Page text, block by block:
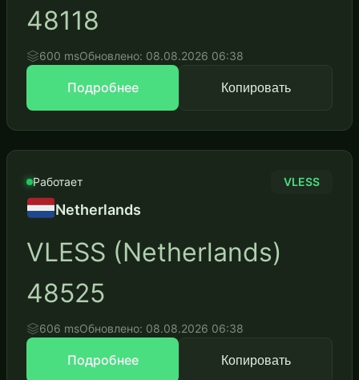
48118
600 msОбновлено: 08.08.2026 06:38
Подробнее Копировать
Работает VLESS
Netherlands
VLESS (Netherlands)
48525
606 msОбновлено: 08.08.2026 06:38
Подробнее Копировать